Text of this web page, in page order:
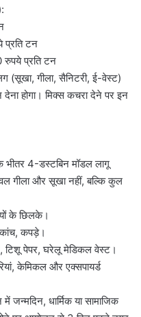
टन
प्रति टन
(सूखा, गीला, सैनिटरी, ई-वेस्ट)
होगा। मिक्स कचरा देने पर इन
भीतर 4-डस्टबिन मॉडल लागू
गीला और सूखा नहीं, बल्कि कुल
के छिलके।
कांच, कपड़े।
टिशू पेपर, घरेलू मेडिकल वेस्ट।
केमिकल और एक्सपायर्ड
जन्मदिन, धार्मिक या सामाजिक